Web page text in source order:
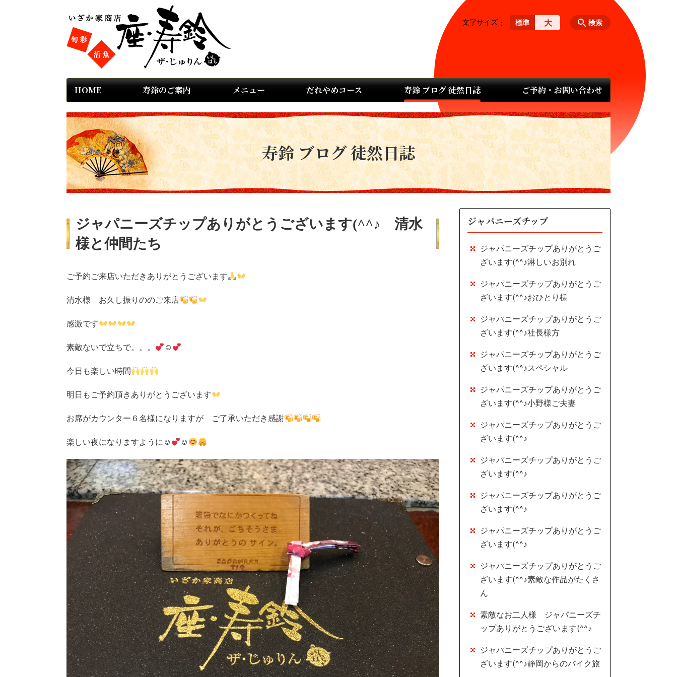
HOME 寿鈴のご案内 メニュー だれやめコース 寿鈴 ブログ 徒然日誌 ご予約・お問い合わせ
検索
文字サイズ 標準 大
寿鈴 ブログ 徒然日誌
ジャパニーズチップありがとうございます(^^♪ 清水
様と仲間たち
ご予約ご来店いただきありがとうございます
清水様 お久し振りののご来店
感激です
素敵ないで立ちで。。。 ☺
今日も楽しい時間
明日もご予約頂きありがとうございます
お席がカウンター６名様になりますが ご了承いただき感謝
楽しい夜になりますように☺ ☺
ジャパニーズチップ
ジャパニーズチップありがとうご
ざいます(^^♪淋しいお別れ
ジャパニーズチップありがとうご
ざいます(^^♪おひとり様
ジャパニーズチップありがとうご
ざいます(^^♪社長様方
ジャパニーズチップありがとうご
ざいます(^^♪スペシャル
ジャパニーズチップありがとうご
ざいます(^^♪小野様ご夫妻
ジャパニーズチップありがとうご
ざいます(^^♪
ジャパニーズチップありがとうご
ざいます(^^♪
ジャパニーズチップありがとうご
ざいます(^^♪
ジャパニーズチップありがとうご
ざいます(^^♪
ジャパニーズチップありがとうご
ざいます(^^♪素敵な作品がたくさ
ん
素敵なお二人様 ジャパニーズチ
ップありがとうございます(^^♪
ジャパニーズチップありがとうご
ざいます(^^♪静岡からのバイク旅